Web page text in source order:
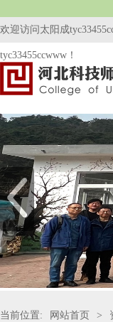
欢迎访问太阳成
tyc33455ccwww！
当前位置: 网站首页 >